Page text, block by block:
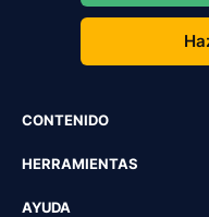
CONTENIDO
HERRAMIENTAS
AYUDA